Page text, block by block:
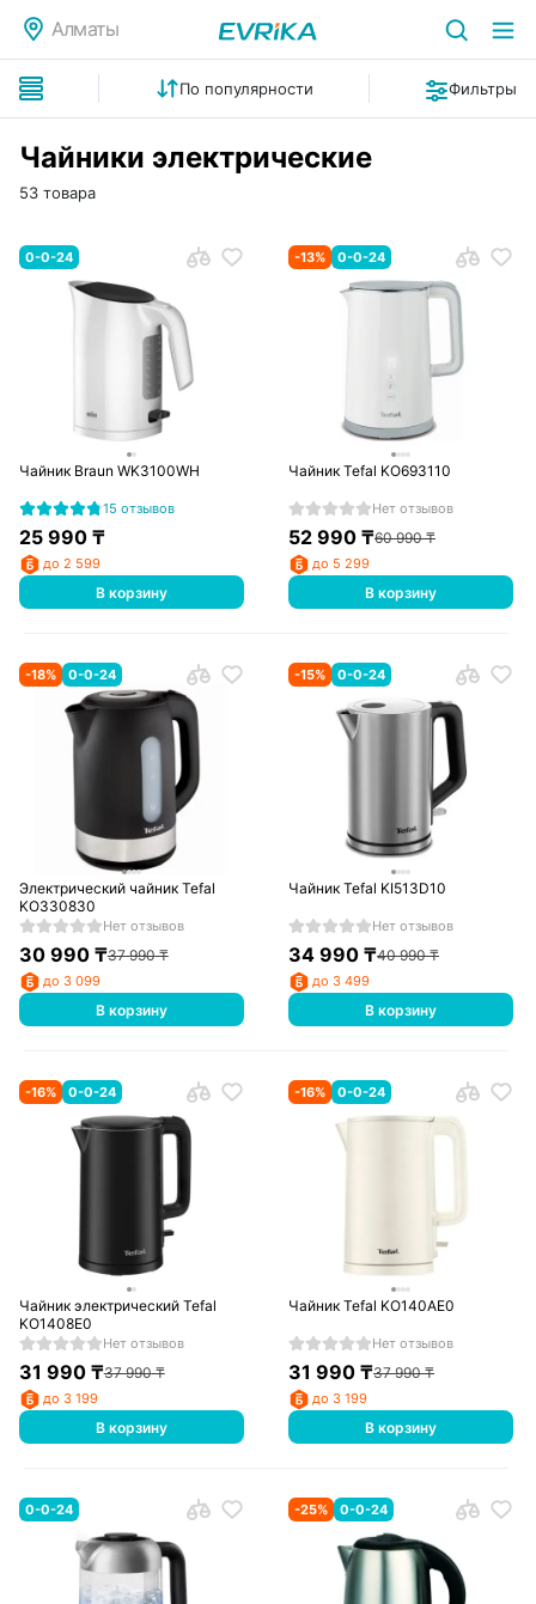
Алматы
По популярности Фильтры
Чайники электрические
53 товара
0-0-24
Чайник Braun WK3100WH
15 отзывов
25 990₸
до 2 599
В корзину
-13% 0-0-24
Чайник Tefal KO693110
Нет отзывов
52 990 ₸60 990₸
до 5 299
В корзину
-18% 0-0-24
Электрический чайник Tefal
KO330830
Нет отзывов
30 990₸37 990₸
до 3 099
В корзину
-15% 0-0-24
Чайник Tefal KI513D10
Нет отзывов
34 990 ₸40 990₸
до 3 499
В корзину
-16% 0-0-24
Чайник электрический Tefal
KO1408E0
Нет отзывов
31 990₸37 990₸
до 3 199
В корзину
-16% 0-0-24
Чайник Tefal KO140AE0
Нет отзывов
31 990 ₸37 990₸
до 3 199
В корзину
0-0-24 -25% 0-0-24